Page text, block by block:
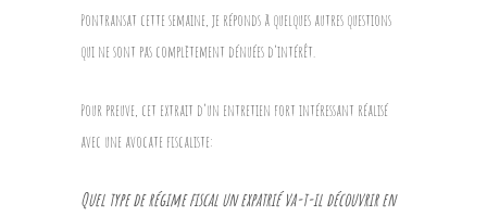
Pontransat cette semaine, je réponds à quelques autres questions
qui ne sont pas complètement dénuées d’intérêt.
Pour preuve, cet extrait d’un entretien fort intéressant réalisé
avec une avocate fiscaliste:
Quel type de régime fiscal un expatrié va-t-il découvrir en